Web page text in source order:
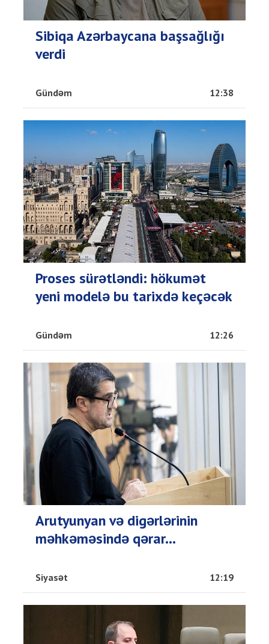
Sibiqa Azərbaycana başsağlığı
verdi
Gündəm 12:38
Proses sürətləndi: hökumət
yeni modelə bu tarixdə keçəcək
Gündəm 12:26
Arutyunyan və digərlərinin
məhkəməsində qərar...
Siyasət 12:19